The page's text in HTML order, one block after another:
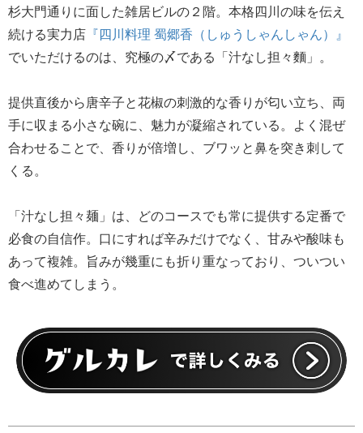
杉大門通りに面した雑居ビルの２階。本格四川の味を伝え
続ける実力店 『四川料理 蜀郷香（しゅうしゃんしゃん）』
でいただけるのは、究極の〆である「汁なし担々麵」。
提供直後から唐辛子と花椒の刺激的な香りが匂い立ち、両
手に収まる小さな碗に、魅力が凝縮されている。よく混ぜ
合わせることで、香りが倍増し、ブワッと鼻を突き刺して
くる。
「汁なし担々麺」は、どのコースでも常に提供する定番で
必食の自信作。口にすれば辛みだけでなく、甘みや酸味も
あって複雑。旨みが幾重にも折り重なっており、ついつい
食べ進めてしまう。